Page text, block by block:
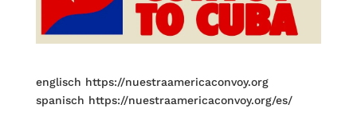
englisch https://nuestraamericaconvoy.org
spanisch https://nuestraamericaconvoy.org/es/